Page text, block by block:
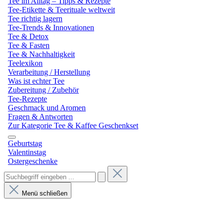
Tee-Etikette & Teerituale weltweit
Tee richtig lagern
Tee-Trends & Innovationen
Tee & Detox
Tee & Fasten
Tee & Nachhaltigkeit
Teelexikon
Verarbeitung / Herstellung
Was ist echter Tee
Zubereitung / Zubehör
Tee-Rezepte
Geschmack und Aromen
Fragen & Antworten
Zur Kategorie Tee & Kaffee Geschenkset
Geburtstag
Valentinstag
Ostergeschenke
Menü schließen